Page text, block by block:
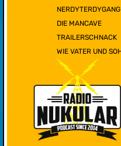
NERDYTERDYGANG
DIE MANCAVE
TRAILERSCHNACK
WIE VATER UND